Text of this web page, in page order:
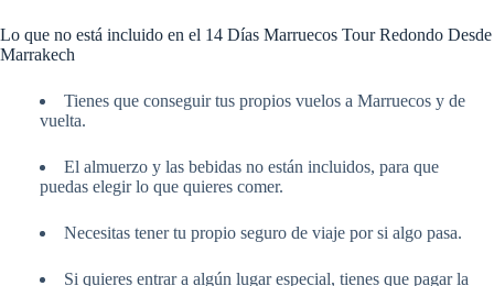
Lo que no está incluido en el 14 Días Marruecos Tour Redondo Desde
Marrakech
Tienes que conseguir tus propios vuelos a Marruecos y de
vuelta.
El almuerzo y las bebidas no están incluidos, para que
puedas elegir lo que quieres comer.
Necesitas tener tu propio seguro de viaje por si algo pasa.
Si quieres entrar a algún lugar especial, tienes que pagar la